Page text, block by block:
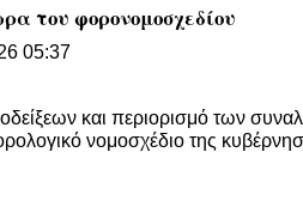
του φορονομοσχεδίου
05:37
και περιορισμό των
νομοσχέδιο της